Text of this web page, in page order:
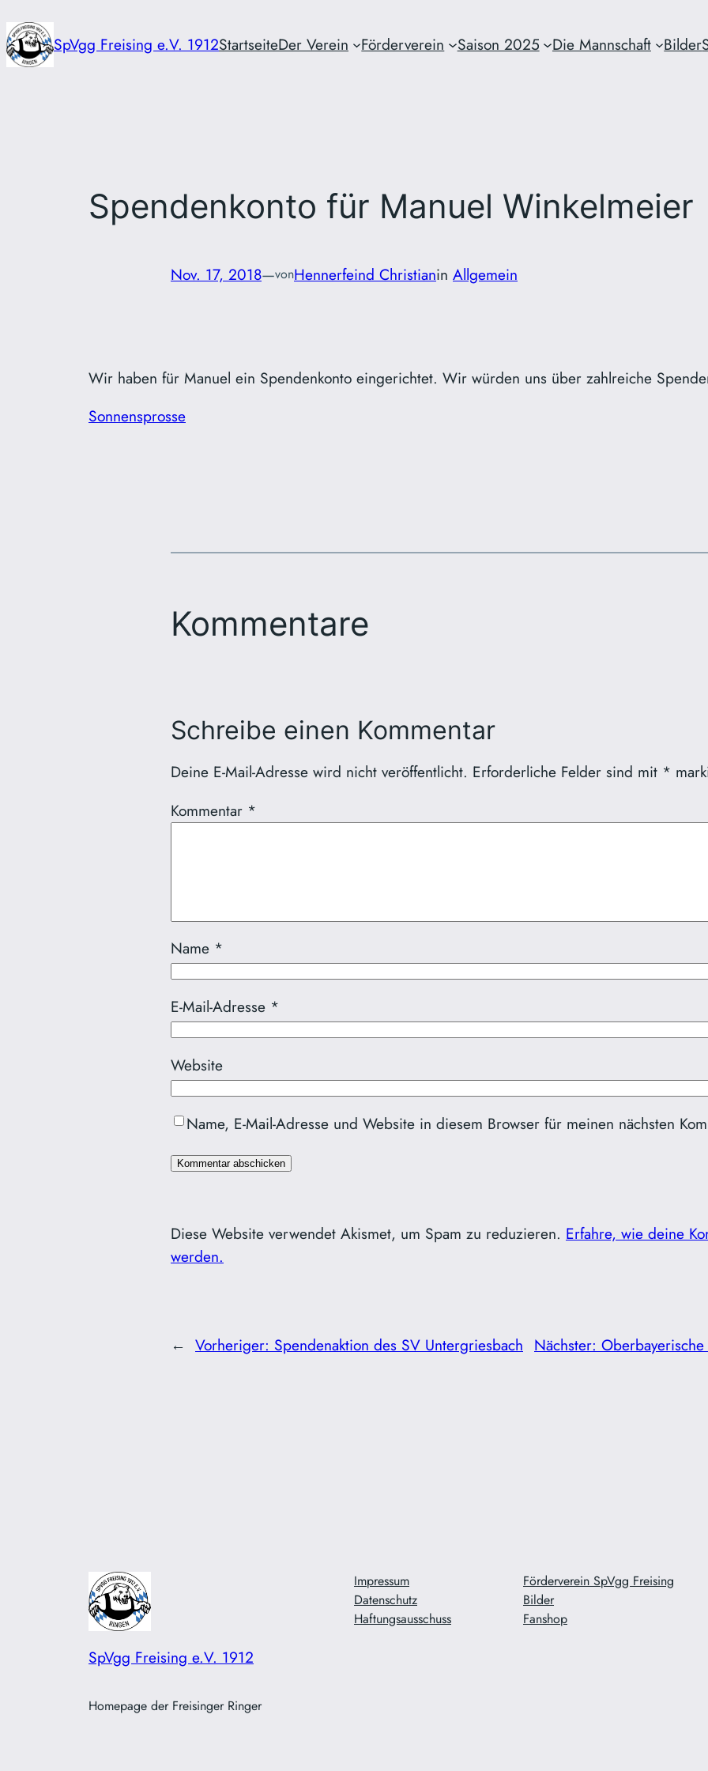
Zum
Inhalt
springen
SpVgg Freising e.V. 1912StartseiteDer Verein Förderverein Saison 2025 Die Mannschaft Bilder
Spendenkonto für Manuel Winkelmeier
Nov. 17, 2018—vonHennerfeind Christianin Allgemein
Wir haben für Manuel ein Spendenkonto eingerichtet. Wir würden uns über zahlreiche
Sonnensprosse
Kommentare
Schreibe einen Kommentar
Deine E-Mail-Adresse wird nicht veröffentlicht. Erforderliche Felder sind mit *
Kommentar *
Name *
E-Mail-Adresse *
Website
Name, E-Mail-Adresse und Website in diesem Browser für meinen nächsten
Diese Website verwendet Akismet, um Spam zu reduzieren. Erfahre, wie deine
werden.
← Vorheriger: Spendenaktion des SV Untergriesbach Nächster:
SpVgg Freising e.V. 1912
Homepage der Freisinger Ringer
Impressum
Datenschutz
Haftungsausschuss
Förderverein SpVgg Freising
Bilder
Fanshop